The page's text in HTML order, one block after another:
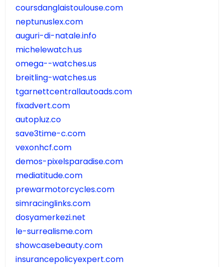
coursdanglaistoulouse.com
neptunuslex.com
auguri-di-natale.info
michelewatch.us
omega--watches.us
breitling-watches.us
tgarnettcentrallautoads.com
fixadvert.com
autopluz.co
save3time-c.com
vexonhcf.com
demos-pixelsparadise.com
mediatitude.com
prewarmotorcycles.com
simracinglinks.com
dosyamerkezi.net
le-surrealisme.com
showcasebeauty.com
insurancepolicyexpert.com